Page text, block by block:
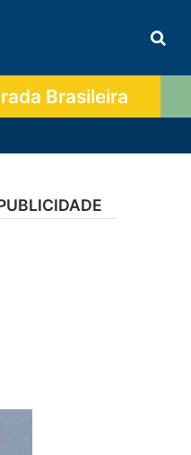
Brasileira